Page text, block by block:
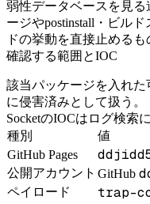
弱性データベースを見
ージやpostinstall・ビル
ドの挙動を直接止めるも
確認する範囲とIOC
該当パッケージを入れ
に侵害済みとして扱う。
SocketのIOCはログ検索
種別
値
GitHub Pages
公開アカウント GitHub
ペイロード trap-